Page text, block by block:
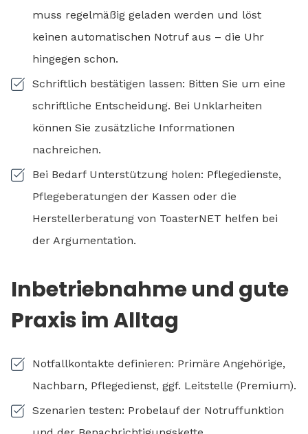
muss regelmäßig geladen werden und löst
keinen automatischen Notruf aus – die Uhr
hingegen schon.
Schriftlich bestätigen lassen: Bitten Sie um eine
schriftliche Entscheidung. Bei Unklarheiten
können Sie zusätzliche Informationen
nachreichen.
Bei Bedarf Unterstützung holen: Pflegedienste,
Pflegeberatungen der Kassen oder die
Herstellerberatung von ToasterNET helfen bei
der Argumentation.
Inbetriebnahme und gute
Praxis im Alltag
Notfallkontakte definieren: Primäre Angehörige,
Nachbarn, Pflegedienst, ggf. Leitstelle (Premium).
Szenarien testen: Probelauf der Notruffunktion